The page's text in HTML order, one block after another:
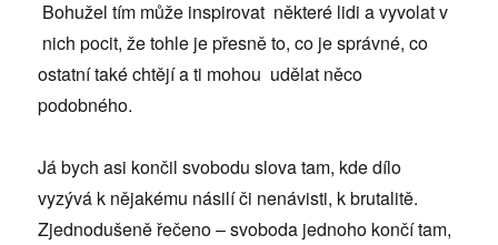
Bohužel tím může inspirovat některé lidi a vyvolat v
nich pocit, že tohle je přesně to, co je správné, co
ostatní také chtějí a ti mohou udělat něco
podobného.
Já bych asi končil svobodu slova tam, kde dílo
vyzývá k nějakému násilí či nenávisti, k brutalitě.
Zjednodušeně řečeno – svoboda jednoho končí tam,